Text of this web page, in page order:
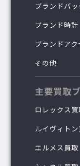
ブランドバッ
ブランド時計
ブランドア
その他
主要買取
ロレックス買
ルイヴィト
エルメス買取